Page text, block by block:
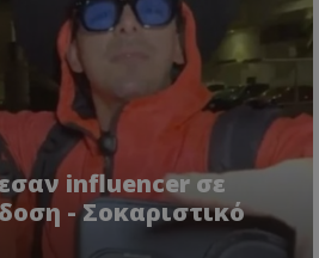
influencer σε
- Σοκαριστικό